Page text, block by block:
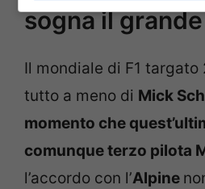
sogna il
Il mondiale di F1
tutto a meno di Mick
momento che
comunque terzo pilota
l’accordo con l’Alpine